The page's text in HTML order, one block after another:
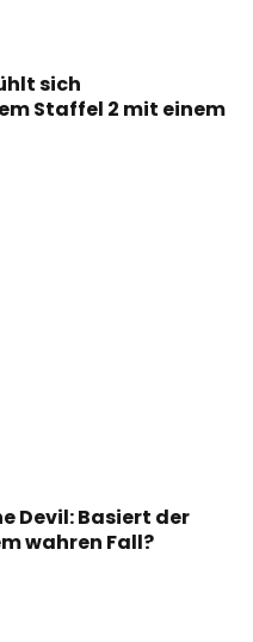
sich
Staffel 2 mit einem
Devil: Basiert der
wahren Fall?